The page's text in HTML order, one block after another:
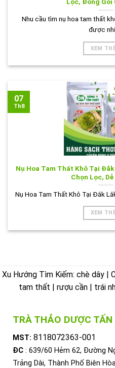
Nhu cầu tìm nụ hoa tam thất
được
XEM
Nụ Hoa Tam Thất Khô Tại
Chọn Lọc,
Nụ Hoa Tam Thất Khô Tại Đắk
XEM
07
Th8
Xu Hướng Tìm Kiếm: chè dây |
tam thất | rượu cần | trái
TRÀ THẢO DƯỢC
MST: 8118072363-001
ĐC : 639/60 Hẻm 62, Đường
Trảng Dài, Thành Phố Biên